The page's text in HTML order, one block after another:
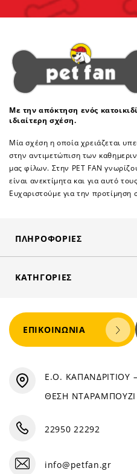
Με την απόκτηση ενός
ιδιαίτερη σχέση.
Μία σχέση η οποία χρειάζεται
στην αντιμετώπιση των
μας φίλων. Στην PET FAN
είναι ανεκτίμητα και για αυτό
Ευχαριστούμε για την προτίμηση
ΠΛΗΡΟΦΟΡΊΕΣ
ΚΑΤΗΓΟΡΊΕΣ
ΕΠΙΚΟΙΝΩΝΊΑ
Ε.Ο. ΚΑΠΑΝΔΡΙΤΙΟΥ
ΘΕΣΗ ΝΤΑΡΑΜΠΟΥΖΙ
22950 22292
info@petfan.gr